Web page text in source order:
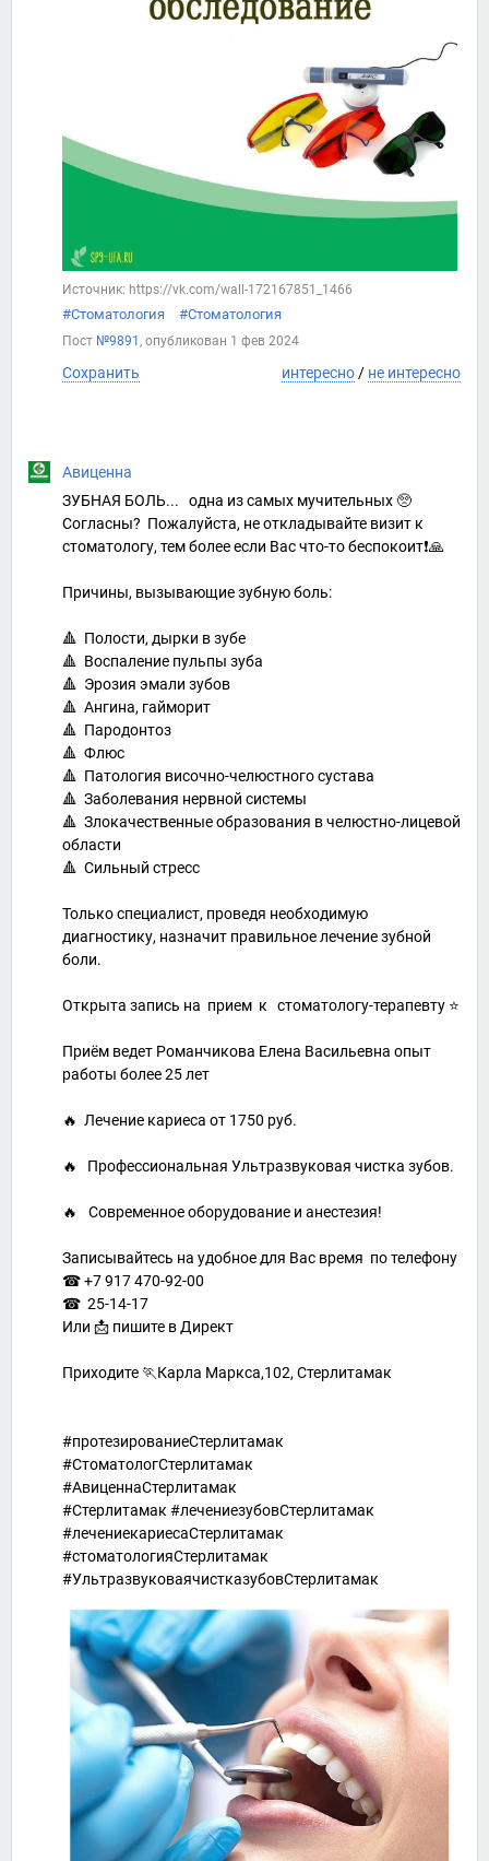
Источник: https://vk.com/wall-172167851_1466
#Стоматология #Стоматология
Пост №9891 , опубликован 1 фев 2024
Сохранить интересно / не интересно
Авиценна
ЗУБНАЯ БОЛЬ... одна из самых мучительных 🥺
Согласны? Пожалуйста, не откладывайте визит к
стоматологу, тем более если Вас что-то беспокоит❗️🙏
Причины, вызывающие зубную боль:
🔺 Полости, дырки в зубе
🔺 Воспаление пульпы зуба
🔺 Эрозия эмали зубов
🔺 Ангина, гайморит
🔺 Пародонтоз
🔺 Флюс
🔺 Патология височно-челюстного сустава
🔺 Заболевания нервной системы
🔺 Злокачественные образования в челюстно-лицевой
области
🔺 Сильный стресс
Только специалист, проведя необходимую
диагностику, назначит правильное лечение зубной
боли.
Открыта запись на прием к стоматологу-терапевту ⭐
Приём ведет Романчикова Елена Васильевна опыт
работы более 25 лет
🔥 Лечение кариеса от 1750 руб.
🔥 Профессиональная Ультразвуковая чистка зубов.
🔥⠀Современное оборудование и анестезия!
Записывайтесь на удобное для Вас время по телефону
☎ +7 917 470-92-00
☎ 25-14-17
Или 📩 пишите в Директ
Приходите 🏃Карла Маркса,102, Стерлитамак
#протезированиеСтерлитамак
#СтоматологСтерлитамак
#АвиценнаСтерлитамак
#Стерлитамак #лечениезубовСтерлитамак
#лечениекариесаСтерлитамак
#стоматологияСтерлитамак
#УльтразвуковаячистказубовСтерлитамак